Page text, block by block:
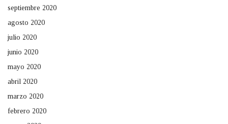
septiembre 2020
agosto 2020
julio 2020
junio 2020
mayo 2020
abril 2020
marzo 2020
febrero 2020